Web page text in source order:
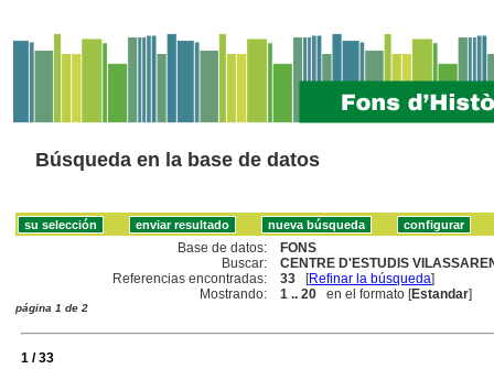
Búsqueda en la base de datos
Base de datos:
FONS
Buscar:
CENTRE D'ESTUDIS
Referencias encontradas:
33 [Refinar la búsqueda]
Mostrando:
1 .. 20 en el formato [Estandar]
página 1 de 2
1 / 33